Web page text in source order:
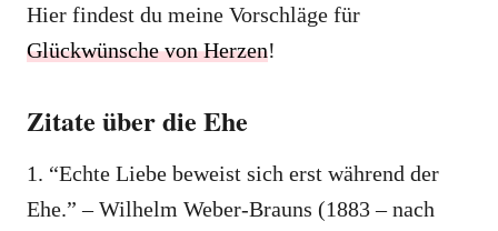
Hier findest du meine Vorschläge für
Glückwünsche von Herzen!
Zitate über die Ehe
1. “Echte Liebe beweist sich erst während der
Ehe.” – Wilhelm Weber-Brauns (1883 – nach